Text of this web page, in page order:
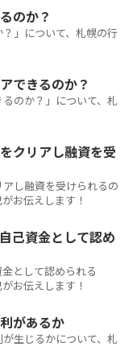
のか？
」について、札幌の行
できるのか？
のか？」について、札
クリアし融資を受
し融資を受けられるの
お伝えします！
己資金として認め
として認められる
お伝えします！
があるか
生じるかについて、札